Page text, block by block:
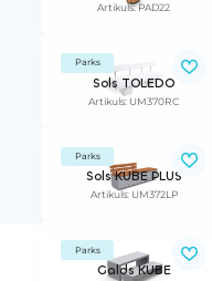
Artikuls: PAD22
Parks
Sols TOLEDO
Artikuls: UM370RC
Parks
Sols KUBE PLUS
Artikuls: UM372LP
Parks
Galds KUBE